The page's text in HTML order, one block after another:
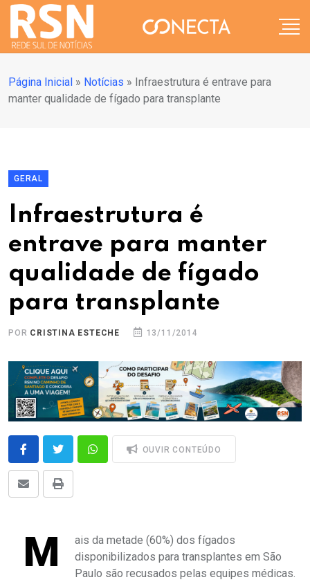
Página Inicial » Notícias » Infraestrutura é entrave para
manter qualidade de fígado para transplante
GERAL
Infraestrutura é
entrave para manter
qualidade de fígado
para transplante
POR CRISTINA ESTECHE 13/11/2014
OUVIR CONTEÚDO
M
ais da metade (60%) dos fígados
disponibilizados para transplantes em São
Paulo são recusados pelas equipes médicas.